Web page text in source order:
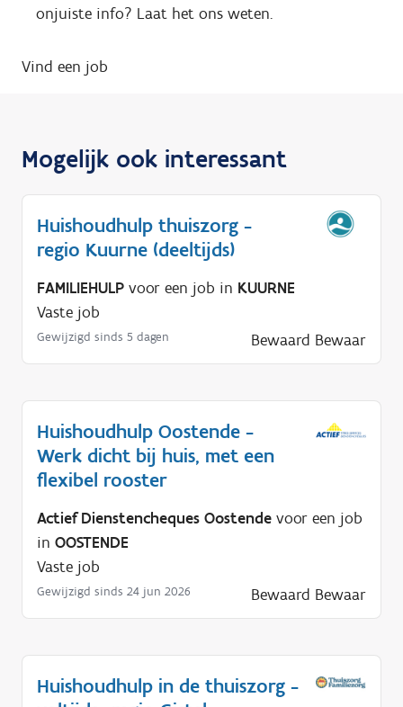
onjuiste info? Laat het ons weten.
Vind een job
Mogelijk ook interessant
Huishoudhulp thuiszorg -
regio Kuurne (deeltijds)
FAMILIEHULP voor een job in KUURNE
Vaste job
Gewijzigd sinds 5 dagen Bewaard Bewaar
Huishoudhulp Oostende -
Werk dicht bij huis, met een
flexibel rooster
Actief Dienstencheques Oostende voor een job
in OOSTENDE
Vaste job
Gewijzigd sinds 24 jun 2026 Bewaard Bewaar
Huishoudhulp in de thuiszorg -